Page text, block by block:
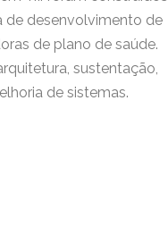
de desenvolvimento de
de plano de saúde.
sustentação,
de sistemas.